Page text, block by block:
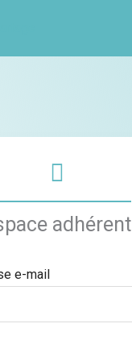
adhérent
e-mail